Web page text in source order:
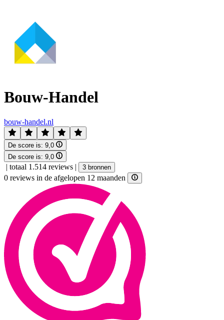
Bouw-Handel
bouw-handel.nl
De score is: 9,0
De score is: 9,0
| totaal 1.514 reviews | 3 bronnen
0 reviews in de afgelopen 12 maanden